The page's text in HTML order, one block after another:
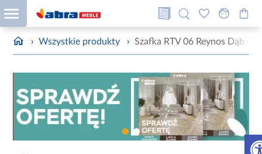
› Wszystkie produkty › Szafka RTV 06 Reynos Dąb